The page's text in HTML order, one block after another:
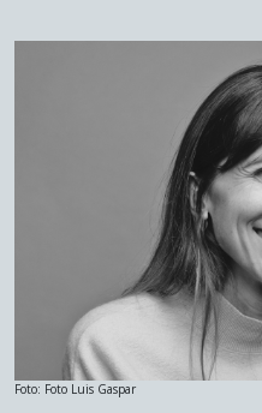
Foto: Foto Luis Gaspar